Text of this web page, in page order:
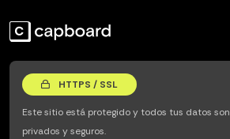
HTTPS / SSL
Este sitio está protegido y todos tus datos son
privados y seguros.